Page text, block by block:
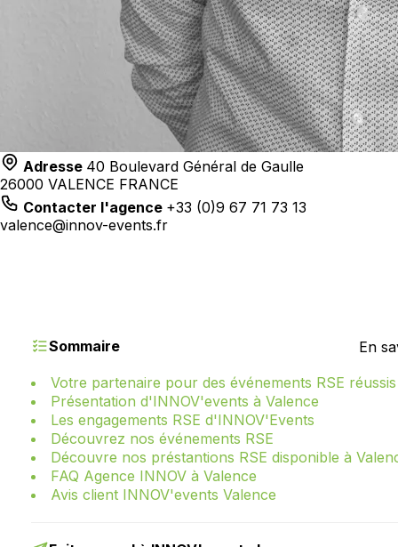
Adresse 40 Boulevard Général de Gaulle
26000 VALENCE FRANCE
Contacter l'agence +33 (0)9 67 71 73 13
valence@innov-events.fr
Sommaire
En
Votre partenaire pour des événements RSE réussis
Présentation d'INNOV'events à Valence
Les engagements RSE d'INNOV'Events
Découvrez nos événements RSE
Découvre nos préstantions RSE disponible à
FAQ Agence INNOV à Valence
Avis client INNOV'events Valence